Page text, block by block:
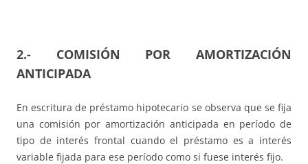
2.- COMISIÓN POR AMORTIZACIÓN
ANTICIPADA
En escritura de préstamo hipotecario se observa que se fija
una comisión por amortización anticipada en período de
tipo de interés frontal cuando el préstamo es a interés
variable fijada para ese período como si fuese interés fijo.